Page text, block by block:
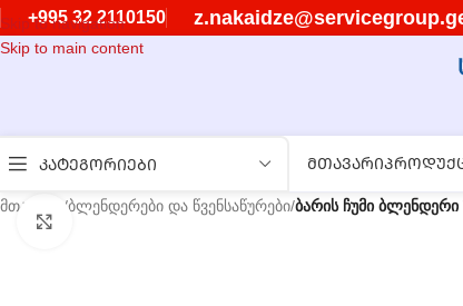
Skip to navigation
Skip to main content
+995 32 2110150
ᲙᲐᲢᲔᲒᲝᲠᲘᲔᲑᲘ ᲛᲗᲐᲕᲐᲠᲘ
მთავარი /ბლენდერები და წვენსაწურები/ბარის ჩუმი
გასადიდებლად დააწკაპუნეთ